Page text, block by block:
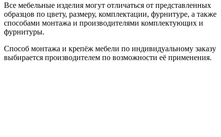
Все мебельные изделия могут отличаться от представленных
образцов по цвету, размеру, комплектации, фурнитуре, а также
способами монтажа и производителями комплектующих и
фурнитуры.
Способ монтажа и крепёж мебели по индивидуальному заказу
выбирается производителем по возможности её применения.